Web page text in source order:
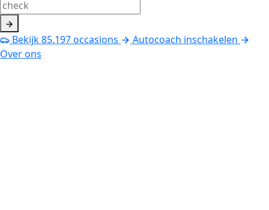
Bekijk85.197occasions
Autocoach inschakelen
Over ons